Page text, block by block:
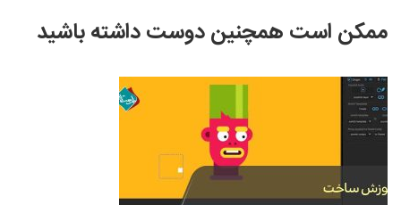
ممکن است همچنین دوست داشته باشید